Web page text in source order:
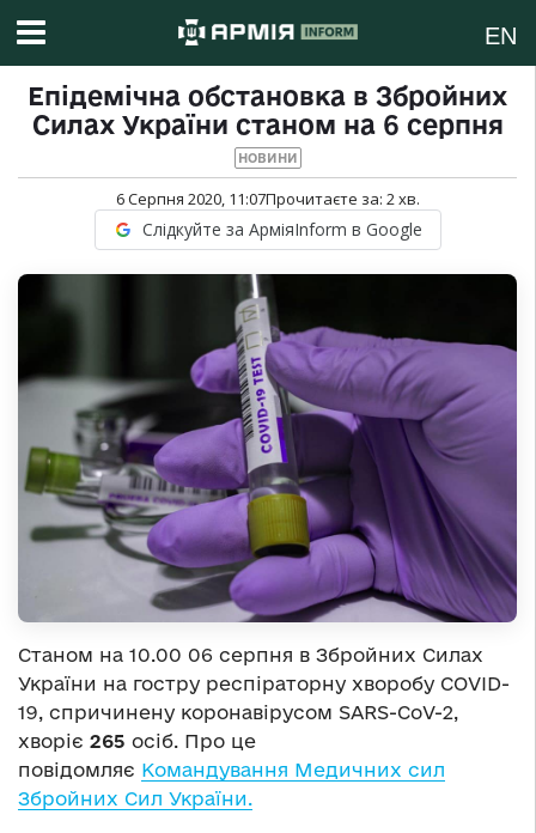
EN
Епідемічна обстановка в Збройних
Силах України станом на 6 серпня
НОВИНИ
6 Серпня 2020, 11:07Прочитаєте за: 2хв.
Слідкуйте за АрміяInform в Google
Станом на 10.00 06 серпня в Збройних Силах
України на гостру респіраторну хворобу COVID-
19, спричинену коронавірусом SARS-CoV-2,
хворіє 265 осіб. Про це
повідомляє Командування Медичних сил
Збройних Сил України.